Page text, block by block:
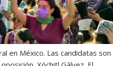
en México. Las candidatas son